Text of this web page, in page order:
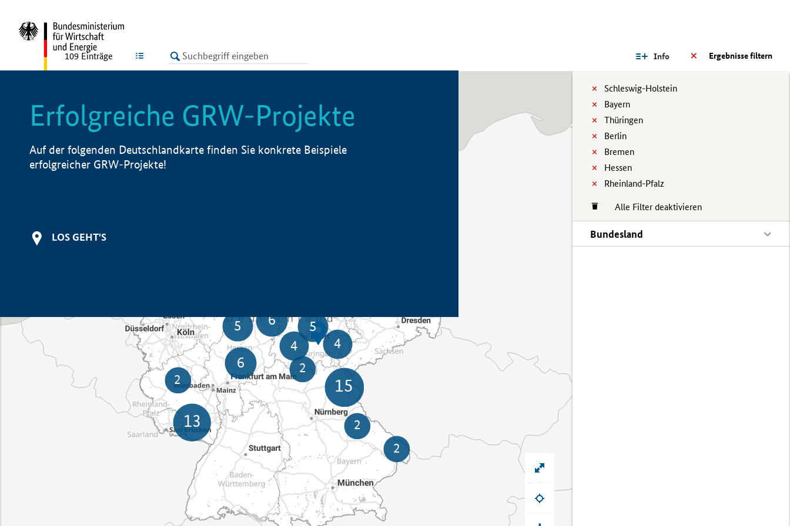
LISTE Ergebnisse filtern
Info
Schleswig-Holstein
Bayern
Thüringen
Berlin
Bremen
Hessen
Rheinland-Pfalz
Alle Filter deaktivieren
Bundesland
109 Einträge
Erfolgreiche GRW-Projekte
Auf der folgenden Deutschlandkarte finden Sie konkrete Beispiele
erfolgreicher GRW-Projekte!
LOS GEHT'S